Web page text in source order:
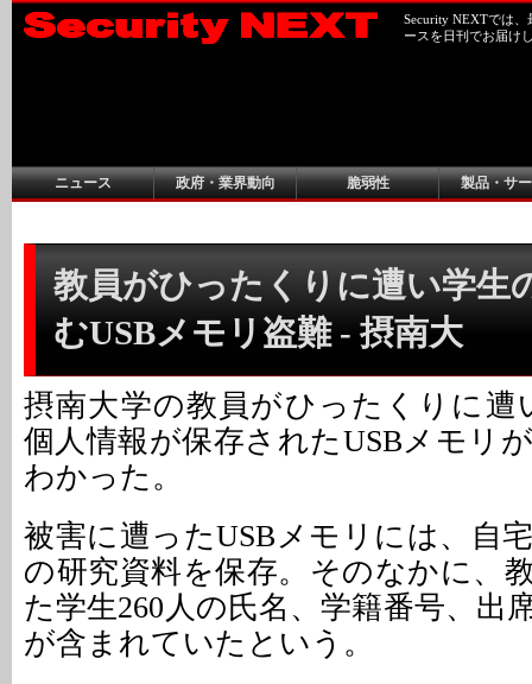
Security NEXTでは
ースを日刊でお届け
ニュース 政府・業界動向 脆弱性 製品・サ
教員がひったくりに遭い学生
むUSBメモリ盗難 - 摂南大
摂南大学の教員がひったくりに遭
個人情報が保存されたUSBメモリ
わかった。
被害に遭ったUSBメモリには、自
の研究資料を保存。そのなかに、
た学生260人の氏名、学籍番号、出
が含まれていたという。